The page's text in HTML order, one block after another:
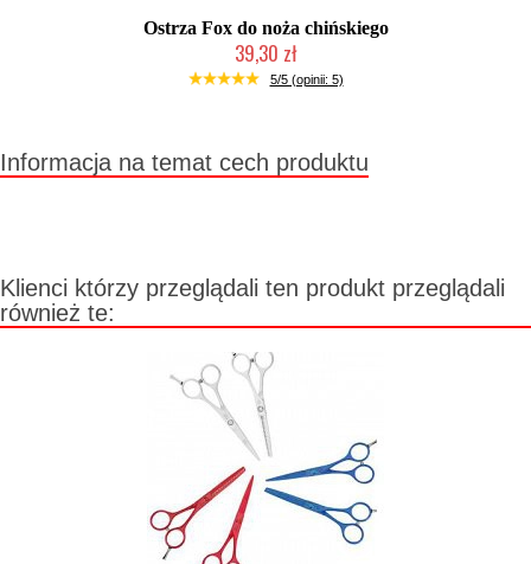
Ostrza Fox do noża chińskiego
39,30 zł
Mała ilość (wysyłka w 24h)
5/5 (opinii: 5)
Informacja na temat cech produktu
Klienci którzy przeglądali ten produkt przeglądali
również te: